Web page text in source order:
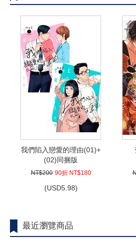
我們陷入戀愛的理由(01)+
(02)同捆版
NT$200 90折 NT$180
(USD5.98)
最近瀏覽商品